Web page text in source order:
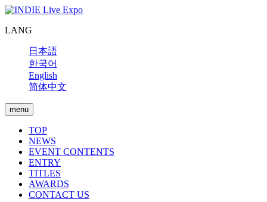
LANG
日本語
한국어
English
简体中文
menu
TOP
NEWS
EVENT CONTENTS
ENTRY
TITLES
AWARDS
CONTACT US